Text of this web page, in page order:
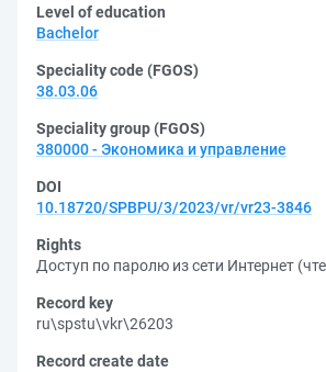
Level of education
Bachelor
Speciality code (FGOS)
38.03.06
Speciality group (FGOS)
380000 - Экономика и управление
DOI
10.18720/SPBPU/3/2023/vr/vr23-3846
Rights
Доступ по паролю из сети Интернет
Record key
ru\spstu\vkr\26203
Record create date